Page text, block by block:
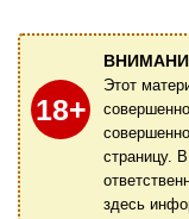
18+
Этот
страницу.
здесь